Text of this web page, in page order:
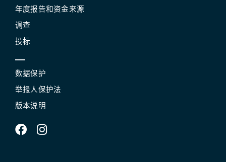
年度报告和资金来源
调查
投标
数据保护
举报人保护法
版本说明